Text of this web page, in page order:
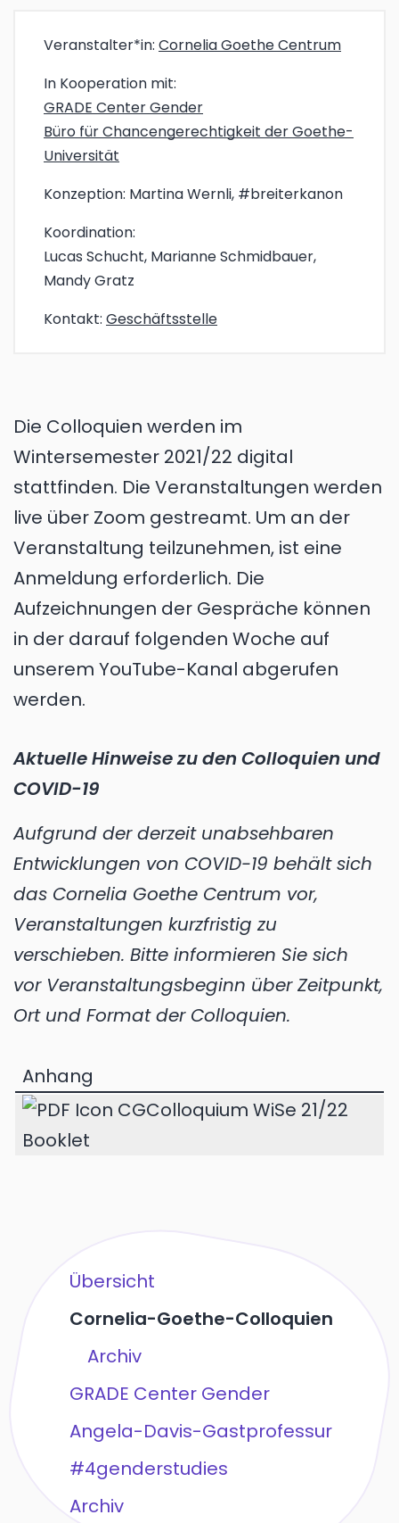
Veranstalter*in: Cornelia Goethe Centrum
In Kooperation mit:
GRADE Center Gender
Büro für Chancengerechtigkeit der Goethe-
Universität
Konzeption: Martina Wernli, #breiterkanon
Koordination:
Lucas Schucht, Marianne Schmidbauer,
Mandy Gratz
Kontakt: Geschäftsstelle
Die Colloquien werden im
Wintersemester 2021/22 digital
stattfinden. Die Veranstaltungen werden
live über Zoom gestreamt. Um an der
Veranstaltung teilzunehmen, ist eine
Anmeldung erforderlich. Die
Aufzeichnungen der Gespräche können
in der darauf folgenden Woche auf
unserem YouTube-Kanal abgerufen
werden.
Aktuelle Hinweise zu den Colloquien und
COVID-19
Aufgrund der derzeit unabsehbaren
Entwicklungen von COVID-19 behält sich
das Cornelia Goethe Centrum vor,
Veranstaltungen kurzfristig zu
verschieben. Bitte informieren Sie sich
vor Veranstaltungsbeginn über Zeitpunkt,
Ort und Format der Colloquien.
Anhang
CGColloquium WiSe 21/22
Booklet
Übersicht
Cornelia-Goethe-Colloquien
Archiv
GRADE Center Gender
Angela-Davis-Gastprofessur
#4genderstudies
Archiv